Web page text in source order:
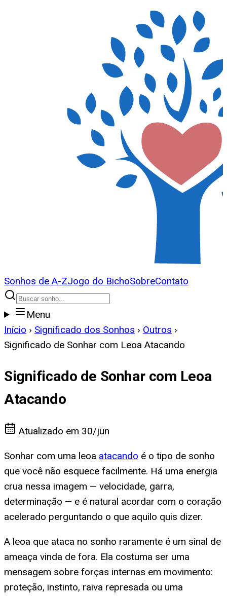
Sonhos de A-ZJogo do BichoSobreContato
Menu
Início › Significado dos Sonhos › Outros ›
Significado de Sonhar com Leoa Atacando
Significado de Sonhar com Leoa
Atacando
Atualizado em 30/jun
Sonhar com uma leoa atacando é o tipo de sonho
que você não esquece facilmente. Há uma energia
crua nessa imagem — velocidade, garra,
determinação — e é natural acordar com o coração
acelerado perguntando o que aquilo quis dizer.
A leoa que ataca no sonho raramente é um sinal de
ameaça vinda de fora. Ela costuma ser uma
mensagem sobre forças internas em movimento:
proteção, instinto, raiva represada ou uma